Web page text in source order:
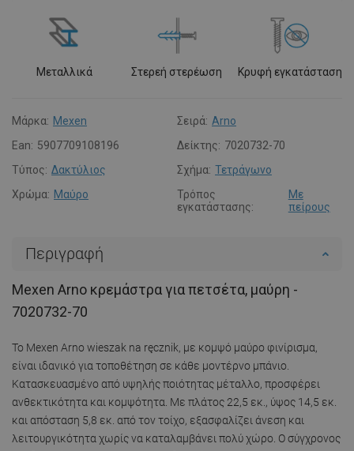
Μεταλλικά Στερεή στερέωση Κρυφή εγκατάσταση
Μάρκα: Mexen Σειρά: Arno
Ean: 5907709108196 Δείκτης: 7020732-70
Τύπος: Δακτύλιος Σχήμα: Τετράγωνο
Χρώμα: Μαύρο
Τρόπος
εγκατάστασης:
Με
πείρους
Περιγραφή
Mexen Arno κρεμάστρα για πετσέτα, μαύρη -
7020732-70
Το Mexen Arno wieszak na ręcznik, με κομψό μαύρο φινίρισμα,
είναι ιδανικό για τοποθέτηση σε κάθε μοντέρνο μπάνιο.
Κατασκευασμένο από υψηλής ποιότητας μέταλλο, προσφέρει
ανθεκτικότητα και κομψότητα. Με πλάτος 22,5 εκ., ύψος 14,5 εκ.
και απόσταση 5,8 εκ. από τον τοίχο, εξασφαλίζει άνεση και
λειτουργικότητα χωρίς να καταλαμβάνει πολύ χώρο. Ο σύγχρονος